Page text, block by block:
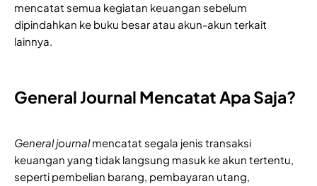
mencatat semua kegiatan keuangan sebelum
dipindahkan ke buku besar atau akun-akun terkait
lainnya.
General Journal Mencatat Apa Saja?
General journalmencatat segala jenis transaksi
keuangan yang tidak langsung masuk ke akun tertentu,
seperti pembelian barang, pembayaran utang,